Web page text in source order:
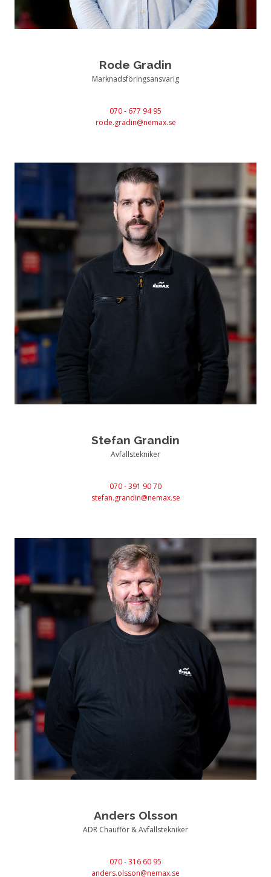
Rode Gradin
Marknadsföringsansvarig
070 - 677 94 95
rode.gradin@nemax.se
Stefan Grandin
Avfallstekniker
070 - 391 90 70
stefan.grandin@nemax.se
Anders Olsson
ADR Chaufför & Avfallstekniker
070 - 316 60 95
anders.olsson@nemax.se